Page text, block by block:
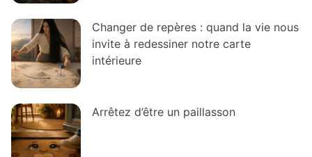
Changer de repères : quand la vie nous
invite à redessiner notre carte
intérieure
Arrêtez d’être un paillasson